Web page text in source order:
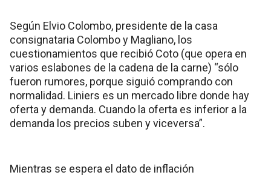
Según Elvio Colombo, presidente de la casa
consignataria Colombo y Magliano, los
cuestionamientos que recibió Coto (que opera en
varios eslabones de la cadena de la carne) “sólo
fueron rumores, porque siguió comprando con
normalidad. Liniers es un mercado libre donde hay
oferta y demanda. Cuando la oferta es inferior a la
demanda los precios suben y viceversa”.
Mientras se espera el dato de inflación